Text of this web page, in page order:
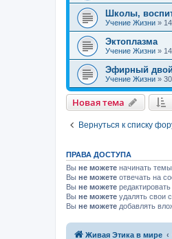
Школы,
Учение Жизни »
Эктоплазма
Учение Жизни »
Эфирный
Учение Жизни »
Новая тема
Вернуться к списку
ПРАВА ДОСТУПА
Вы не можете начинать темы
Вы не можете отвечать на
Вы не можете
Вы не можете удалять свои
Вы не можете добавлять
Живая Этика в мире